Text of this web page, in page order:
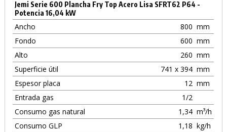
Jemi Serie 600 Plancha Fry Top Acero Lisa SFRT62 P64 -
Potencia 16,04 kW
Ancho 800 mm
Fondo
600 mm
Alto
260 mm
Superficie útil
741 x 394 mm
Espesor placa
12 mm
Entrada gas
1/2
Consumo gas natural
1,34 m³/h
Consumo GLP
1,18 kg/h